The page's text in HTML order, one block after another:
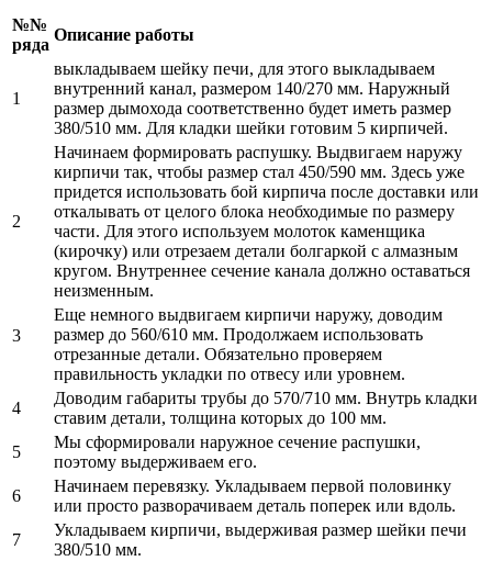
№№
ряда
Описание работы
1
выкладываем шейку печи, для этого выкладываем
внутренний канал, размером 140/270 мм. Наружный
размер дымохода соответственно будет иметь размер
380/510 мм. Для кладки шейки готовим 5 кирпичей.
2
Начинаем формировать распушку. Выдвигаем наружу
кирпичи так, чтобы размер стал 450/590 мм. Здесь уже
придется использовать бой кирпича после доставки или
откалывать от целого блока необходимые по размеру
части. Для этого используем молоток каменщика
(кирочку) или отрезаем детали болгаркой с алмазным
кругом. Внутреннее сечение канала должно оставаться
неизменным.
3
Еще немного выдвигаем кирпичи наружу, доводим
размер до 560/610 мм. Продолжаем использовать
отрезанные детали. Обязательно проверяем
правильность укладки по отвесу или уровнем.
4
Доводим габариты трубы до 570/710 мм. Внутрь кладки
ставим детали, толщина которых до 100 мм.
5
Мы сформировали наружное сечение распушки,
поэтому выдерживаем его.
6
Начинаем перевязку. Укладываем первой половинку
или просто разворачиваем деталь поперек или вдоль.
7
Укладываем кирпичи, выдерживая размер шейки печи
380/510 мм.